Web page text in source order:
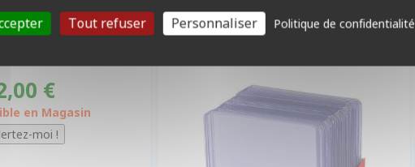
& BOISSONS
Canette 33cl
€
en Magasin
PROTÈGES CARTES STANDARD
Toploader 3x4" Transparent Regular
Tout refuser Personnaliser Politique de confidentialité